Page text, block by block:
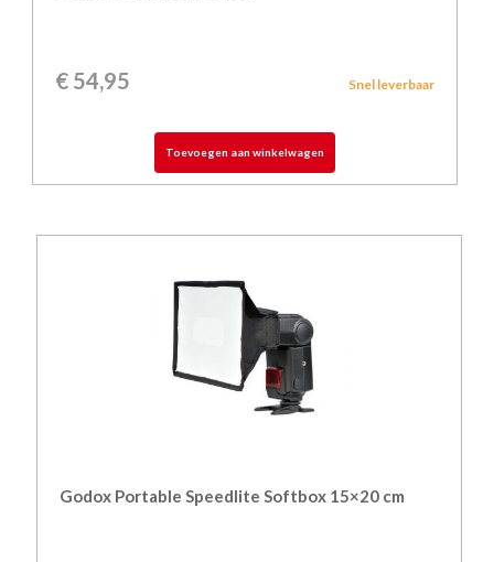
€ 54,95 Snel leverbaar
Toevoegen aan winkelwagen
Godox Portable Speedlite Softbox 15×20 cm